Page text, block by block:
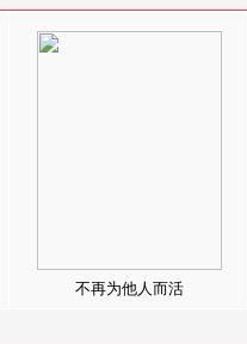
不再为他人而活